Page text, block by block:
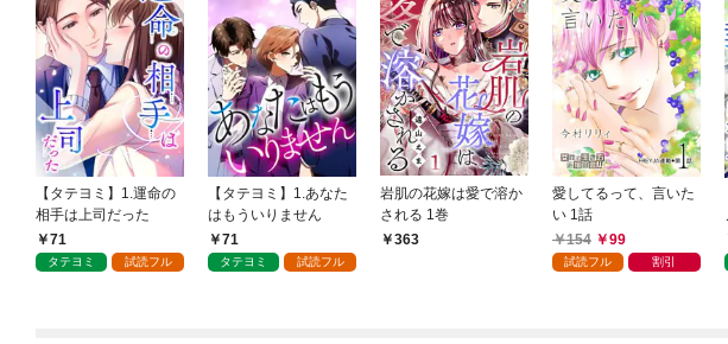
【タテヨミ】1.運命の
相手は上司だった
71
タテヨミ 試読フル
【タテヨミ】1.あなた
はもういりません
71
タテヨミ 試読フル
岩肌の花嫁は愛で溶か
される 1巻
363
愛してるって、言いた
い 1話
154
99
試読フル 割引